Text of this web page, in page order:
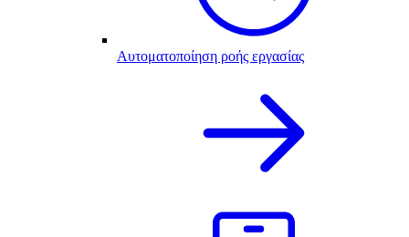
Αυτοματοποίηση ροής εργασίας